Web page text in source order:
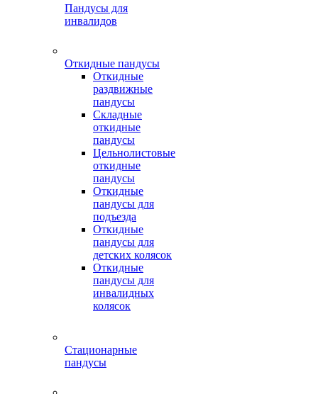
Пандусы для
инвалидов
Откидные пандусы
Откидные
раздвижные
пандусы
Складные
откидные
пандусы
Цельнолистовые
откидные
пандусы
Откидные
пандусы для
подъезда
Откидные
пандусы для
детских колясок
Откидные
пандусы для
инвалидных
колясок
Стационарные
пандусы